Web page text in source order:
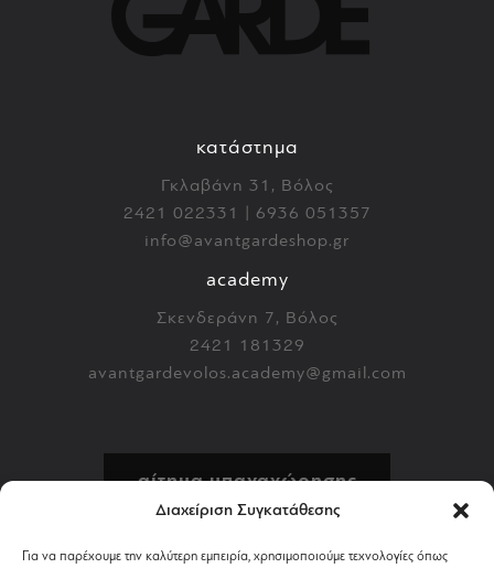
Διαχείριση Συγκατάθεσης
Για να παρέχουμε την καλύτερη εμπειρία, χρησιμοποιούμε τεχνολογίες όπως
κατάστημα
Γκλαβάνη 31, Βόλος
2421 022331 | 6936 051357
info@avantgardeshop.gr
academy
Σκενδεράνη 7, Βόλος
2421 181329
avantgardevolos.academy@gmail.com
αίτημα υπαναχώρησης